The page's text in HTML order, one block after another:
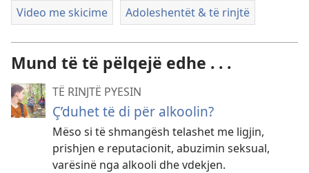
Video me skicime Adoleshentët & të rinjtë
Mund të të pëlqejë edhe . . .
TË RINJTË PYESIN
Ç’duhet të di për alkoolin?
Mëso si të shmangësh telashet me ligjin,
prishjen e reputacionit, abuzimin seksual,
varësinë nga alkooli dhe vdekjen.